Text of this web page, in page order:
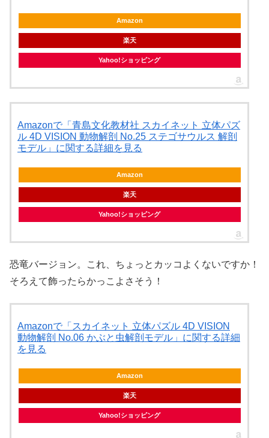
Amazon
楽天
Yahoo!ショッピング
Amazonで「青島文化教材社 スカイネット 立体パズ
ル 4D VISION 動物解剖 No.25 ステゴサウルス 解剖
モデル」に関する詳細を見る
Amazon
楽天
Yahoo!ショッピング
恐竜バージョン。これ、ちょっとカッコよくないですか！
そろえて飾ったらかっこよさそう！
Amazonで「スカイネット 立体パズル 4D VISION
動物解剖 No.06 かぶと虫解剖モデル」に関する詳細
を見る
Amazon
楽天
Yahoo!ショッピング